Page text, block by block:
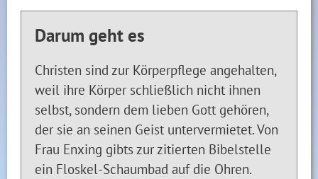
Darum geht es
Christen sind zur Körperpflege angehalten,
weil ihre Körper schließlich nicht ihnen
selbst, sondern dem lieben Gott gehören,
der sie an seinen Geist untervermietet. Von
Frau Enxing gibts zur zitierten Bibelstelle
ein Floskel-Schaumbad auf die Ohren.